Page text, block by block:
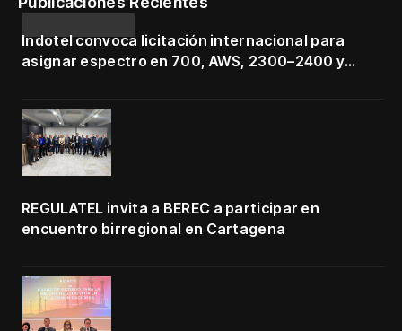
Indotel convoca licitación internacional para
asignar espectro en 700, AWS, 2300–2400 y
REGULATEL invita a BEREC a participar en
encuentro birregional en Cartagena